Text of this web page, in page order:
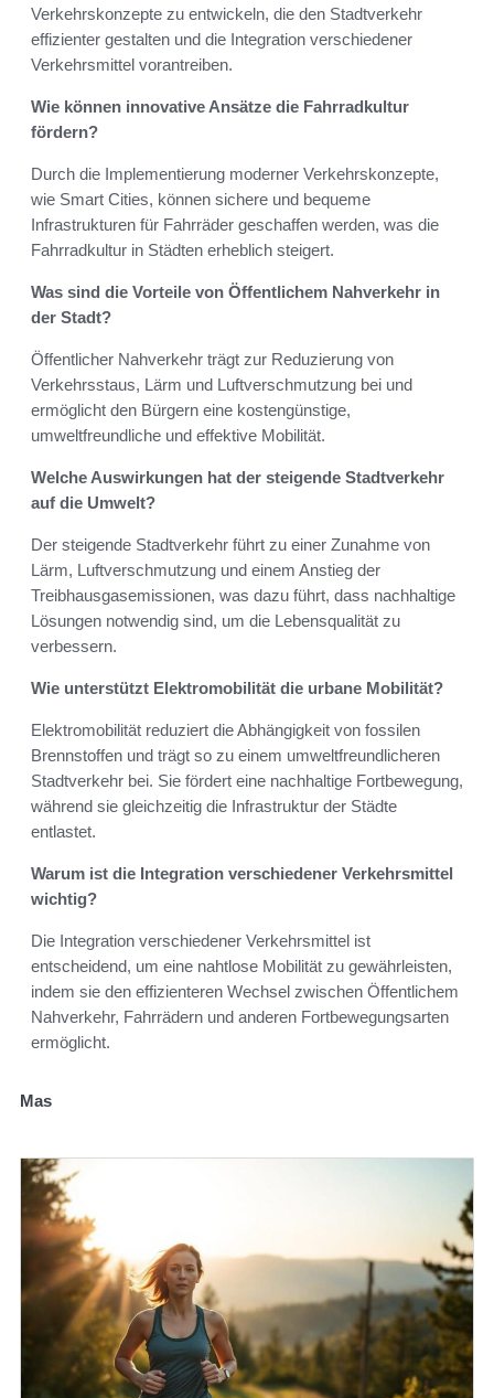
Verkehrskonzepte zu entwickeln, die den Stadtverkehr
effizienter gestalten und die Integration verschiedener
Verkehrsmittel vorantreiben.
Wie können innovative Ansätze die Fahrradkultur
fördern?
Durch die Implementierung moderner Verkehrskonzepte,
wie Smart Cities, können sichere und bequeme
Infrastrukturen für Fahrräder geschaffen werden, was die
Fahrradkultur in Städten erheblich steigert.
Was sind die Vorteile von Öffentlichem Nahverkehr in
der Stadt?
Öffentlicher Nahverkehr trägt zur Reduzierung von
Verkehrsstaus, Lärm und Luftverschmutzung bei und
ermöglicht den Bürgern eine kostengünstige,
umweltfreundliche und effektive Mobilität.
Welche Auswirkungen hat der steigende Stadtverkehr
auf die Umwelt?
Der steigende Stadtverkehr führt zu einer Zunahme von
Lärm, Luftverschmutzung und einem Anstieg der
Treibhausgasemissionen, was dazu führt, dass nachhaltige
Lösungen notwendig sind, um die Lebensqualität zu
verbessern.
Wie unterstützt Elektromobilität die urbane Mobilität?
Elektromobilität reduziert die Abhängigkeit von fossilen
Brennstoffen und trägt so zu einem umweltfreundlicheren
Stadtverkehr bei. Sie fördert eine nachhaltige Fortbewegung,
während sie gleichzeitig die Infrastruktur der Städte
entlastet.
Warum ist die Integration verschiedener Verkehrsmittel
wichtig?
Die Integration verschiedener Verkehrsmittel ist
entscheidend, um eine nahtlose Mobilität zu gewährleisten,
indem sie den effizienteren Wechsel zwischen Öffentlichem
Nahverkehr, Fahrrädern und anderen Fortbewegungsarten
ermöglicht.
Mas